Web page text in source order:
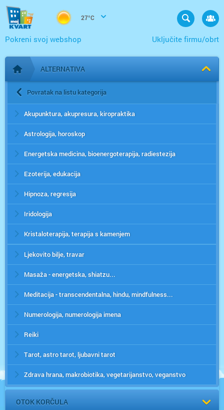
27°C
Uključite firmu/obrt
Pokreni svoj webshop
Početna stranica
ALTERNATIVA
Povratak na listu kategorija
Akupunktura, akupresura, kiropraktika
Astrologija, horoskop
Energetska medicina, bioenergoterapija, radiestezija
Ezoterija, edukacija
Hipnoza, regresija
Iridologija
Kristaloterapija, terapija s kamenjem
Ljekovito bilje, travar
Masaža - energetska, shiatzu...
Meditacija - transcendentalna, hindu, mindfulness...
Numerologija, numerologija imena
Reiki
Tarot, astro tarot, ljubavni tarot
Zdrava hrana, makrobiotika, vegetarijanstvo, veganstvo
OTOK KORČULA